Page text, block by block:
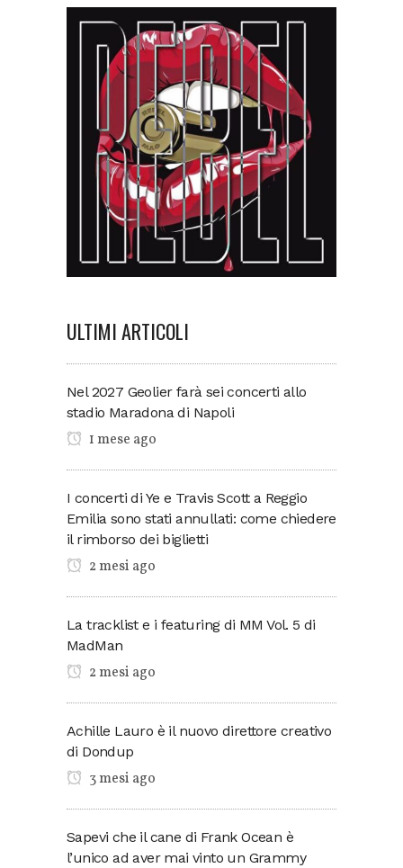
ULTIMI ARTICOLI
Nel 2027 Geolier farà sei concerti allo
stadio Maradona di Napoli
1 mese ago
I concerti di Ye e Travis Scott a Reggio
Emilia sono stati annullati: come chiedere
il rimborso dei biglietti
2 mesi ago
La tracklist e i featuring di MM Vol. 5 di
MadMan
2 mesi ago
Achille Lauro è il nuovo direttore creativo
di Dondup
3 mesi ago
Sapevi che il cane di Frank Ocean è
l’unico ad aver mai vinto un Grammy